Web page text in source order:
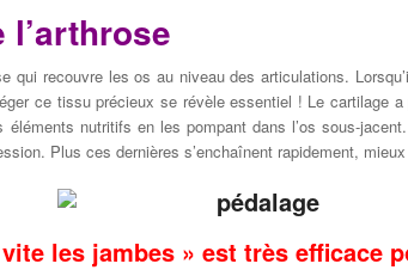
qui recouvre les os au niveau des articulations.
ce tissu précieux se révèle essentiel ! Le cartilage
nutritifs en les pompant dans l’os sous-
Plus ces dernières s’enchaînent rapidement,
les jambes » est très efficace